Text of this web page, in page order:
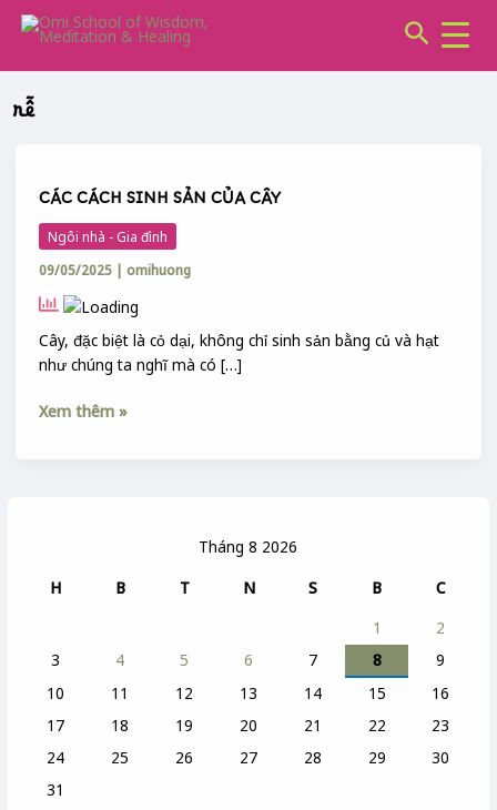
Skip
Search
Tháng 8 2026
H
B T N S B
C
1
2
3
4 5 6 7 8
9
10
11 12 13 14 15
16
17
18 19 20 21 22
23
24
25 26 27 28 29
30
31
rễ
CÁC CÁCH SINH SẢN CỦA CÂY
Ngôi nhà - Gia đình
09/05/2025 | omihuong
Cây, đặc biệt là cỏ dại, không chỉ sinh sản bằng củ và hạt
như chúng ta nghĩ mà có […]
SINH
SẢN
CỦA
CÂY
Xem thêm »
MỤC: